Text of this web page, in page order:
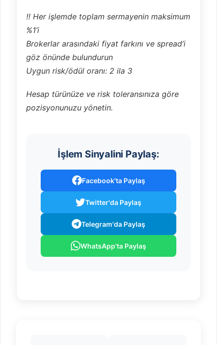
‼️ Her işlemde toplam sermayenin maksimum
%1’i
Brokerlar arasındaki fiyat farkını ve spread’i
göz önünde bulundurun
Uygun risk/ödül oranı: 2 ila 3
Hesap türünüze ve risk toleransınıza göre
pozisyonunuzu yönetin.
İşlem Sinyalini Paylaş:
Facebook'ta Paylaş
Twitter'da Paylaş
Telegram'da Paylaş
WhatsApp'ta Paylaş